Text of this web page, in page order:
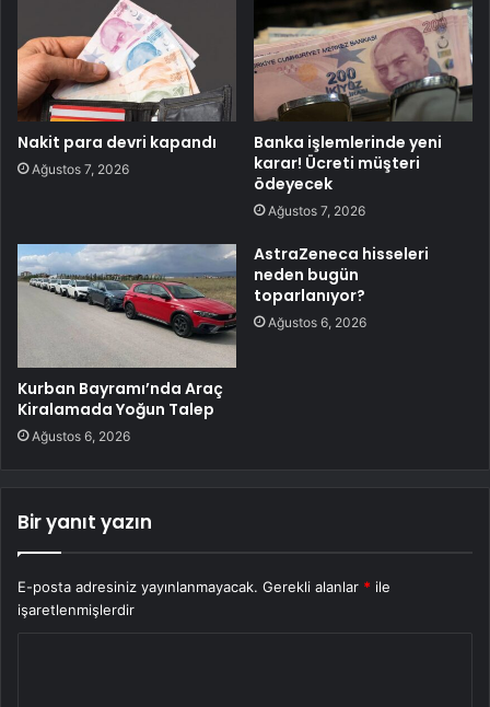
Nakit para devri kapandı
Ağustos 7, 2026
Banka işlemlerinde yeni
karar! Ücreti müşteri
ödeyecek
Ağustos 7, 2026
Kurban Bayramı’nda Araç
Kiralamada Yoğun Talep
Ağustos 6, 2026
AstraZeneca hisseleri
neden bugün
toparlanıyor?
Ağustos 6, 2026
Bir yanıt yazın
E-posta adresiniz yayınlanmayacak. Gerekli alanlar * ile
işaretlenmişlerdir